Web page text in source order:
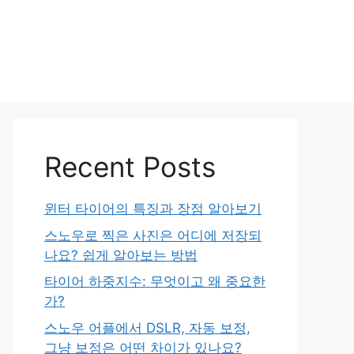
Recent Posts
윈터 타이어의 특징과 장점 알아보기
스노우로 찍은 사진은 어디에 저장되
나요? 쉽게 알아보는 방법
타이어 하중지수: 무엇이고 왜 중요한
가?
스노우 어플에서 DSLR, 자동 보정,
그냥 보정은 어떤 차이가 있나요?